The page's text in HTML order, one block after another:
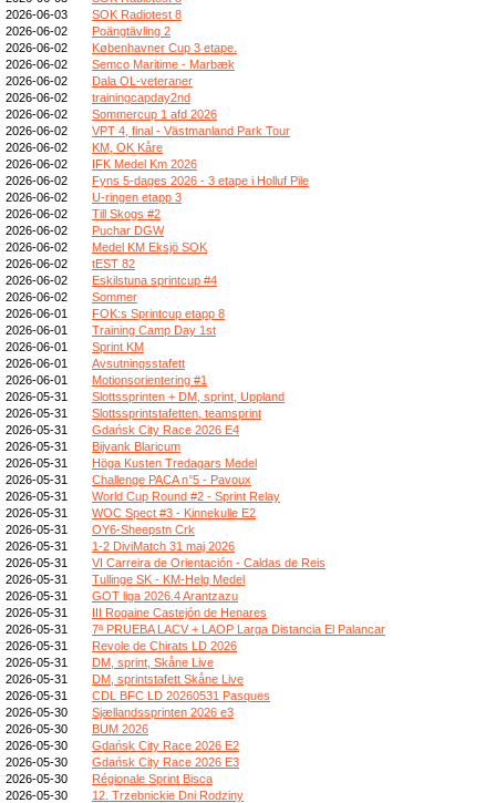
2026-06-03
SOK Radiotest 8
2026-06-02
Poängtävling 2
2026-06-02
Københavner Cup 3 etape.
2026-06-02
Semco Maritime - Marbæk
2026-06-02
Dala OL-veteraner
2026-06-02
trainingcapday2nd
2026-06-02
Sommercup 1 afd 2026
2026-06-02
VPT 4, final - Västmanland Park Tour
2026-06-02
KM, OK Kåre
2026-06-02
IFK Medel Km 2026
2026-06-02
Fyns 5-dages 2026 - 3 etape i Holluf Pile
2026-06-02
U-ringen etapp 3
2026-06-02
Till Skogs #2
2026-06-02
Puchar DGW
2026-06-02
Medel KM Eksjö SOK
2026-06-02
tEST 82
2026-06-02
Eskilstuna sprintcup #4
2026-06-02
Sommer
2026-06-01
FOK:s Sprintcup etapp 8
2026-06-01
Training Camp Day 1st
2026-06-01
Sprint KM
2026-06-01
Avsutningsstafett
2026-06-01
Motionsorientering #1
2026-05-31
Slottssprinten + DM, sprint, Uppland
2026-05-31
Slottssprintstafetten, teamsprint
2026-05-31
Gdańsk City Race 2026 E4
2026-05-31
Bijvank Blaricum
2026-05-31
Höga Kusten Tredagars Medel
2026-05-31
Challenge PACA n°5 - Pavoux
2026-05-31
World Cup Round #2 - Sprint Relay
2026-05-31
WOC Spect #3 - Kinnekulle E2
2026-05-31
OY6-Sheepstn Crk
2026-05-31
1-2 DiviMatch 31 maj 2026
2026-05-31
VI Carreira de Orientación - Caldas de Reis
2026-05-31
Tullinge SK - KM-Helg Medel
2026-05-31
GOT liga 2026.4 Arantzazu
2026-05-31
III Rogaine Castejón de Henares
2026-05-31
7ª PRUEBA LACV + LAOP Larga Distancia El Palancar
2026-05-31
Revole de Chirats LD 2026
2026-05-31
DM, sprint, Skåne Live
2026-05-31
DM, sprintstafett Skåne Live
2026-05-31
CDL BFC LD 20260531 Pasques
2026-05-30
Sjællandssprinten 2026 e3
2026-05-30
BUM 2026
2026-05-30
Gdańsk City Race 2026 E2
2026-05-30
Gdańsk City Race 2026 E3
2026-05-30
Régionale Sprint Bisca
2026-05-30
12. Trzebnickie Dni Rodziny